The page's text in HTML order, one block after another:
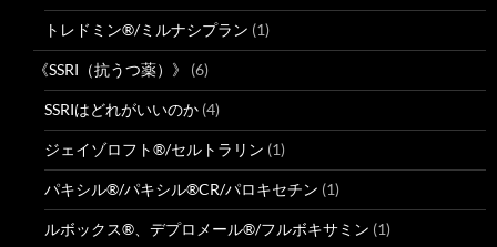
トレドミン®/ミルナシプラン (1)
《SSRI（抗うつ薬）》 (6)
SSRIはどれがいいのか (4)
ジェイゾロフト®/セルトラリン (1)
パキシル®/パキシル®CR/パロキセチン (1)
ルボックス®、デプロメール®/フルボキサミン (1)